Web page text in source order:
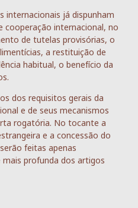
internacionais já dispunham
cooperação internacional, no
de tutelas provisórias, o
a restituição de
habitual, o benefício da
dos requisitos gerais da
e de seus mecanismos
rogatória. No tocante a
e a concessão do
feitas apenas
profunda dos artigos